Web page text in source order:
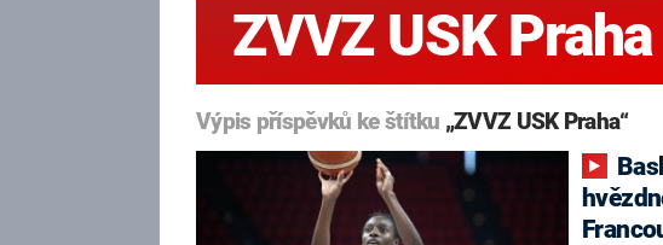
ZVVZ USK Praha
Výpis příspěvků ke štítku „ZVVZ USK Praha“